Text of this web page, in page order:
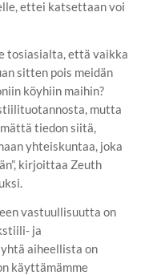
ettei katsettaan voi
tosiasialta, että vaikka
sitten pois meidän
köyhiin maihin?
mutta
tiedon siitä,
yhteiskuntaa, joka
kirjoittaa Zeuth
vastuullisuutta on
ja
aiheellista on
käyttämämme